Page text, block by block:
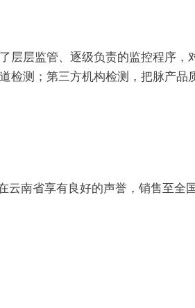
层监管、逐级负责的监控程序，
检测；第三方机构检测，把脉产品
云南省享有良好的声誉，销售至全